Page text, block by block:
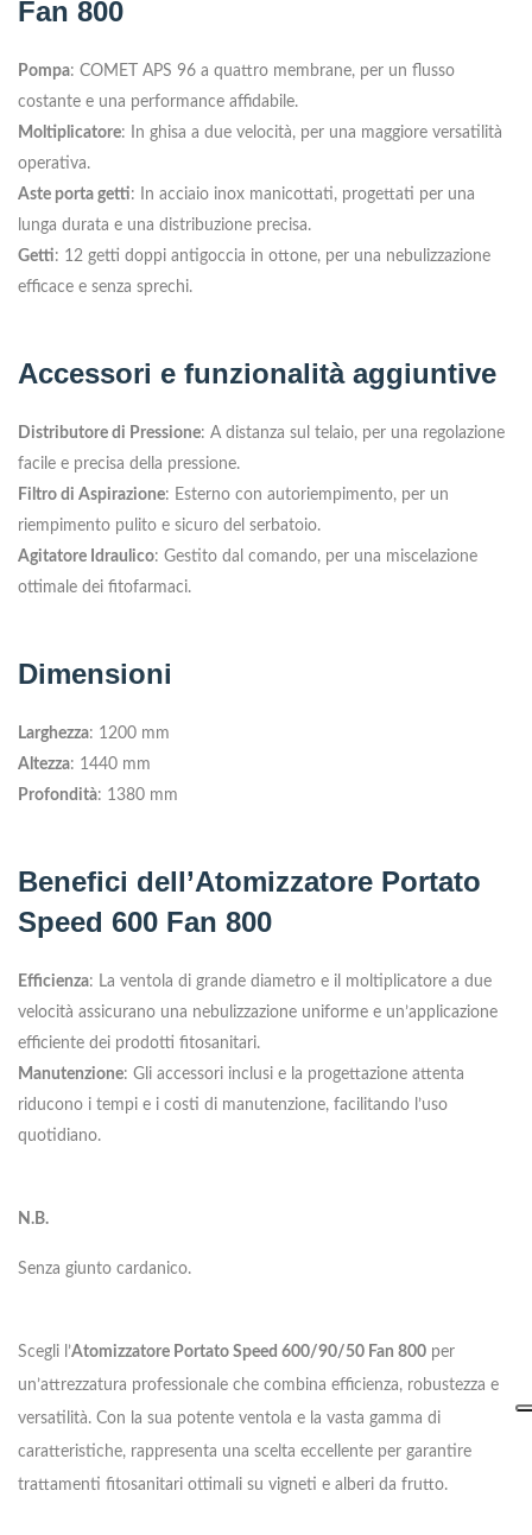
Fan 800
Pompa: COMET APS 96 a quattro membrane, per un flusso
costante e una performance affidabile.
Moltiplicatore: In ghisa a due velocità, per una maggiore versatilità
operativa.
Aste porta getti: In acciaio inox manicottati, progettati per una
lunga durata e una distribuzione precisa.
Getti: 12 getti doppi antigoccia in ottone, per una nebulizzazione
efficace e senza sprechi.
Accessori e funzionalità aggiuntive
Distributore di Pressione: A distanza sul telaio, per una regolazione
facile e precisa della pressione.
Filtro di Aspirazione: Esterno con autoriempimento, per un
riempimento pulito e sicuro del serbatoio.
Agitatore Idraulico: Gestito dal comando, per una miscelazione
ottimale dei fitofarmaci.
Dimensioni
Larghezza: 1200 mm
Altezza: 1440 mm
Profondità: 1380 mm
Benefici dell’Atomizzatore Portato
Speed 600 Fan 800
Efficienza: La ventola di grande diametro e il moltiplicatore a due
velocità assicurano una nebulizzazione uniforme e un’applicazione
efficiente dei prodotti fitosanitari.
Manutenzione: Gli accessori inclusi e la progettazione attenta
riducono i tempi e i costi di manutenzione, facilitando l’uso
quotidiano.
N.B.
Senza giunto cardanico.
Scegli l’Atomizzatore Portato Speed 600/90/50 Fan 800 per
un’attrezzatura professionale che combina efficienza, robustezza e
versatilità. Con la sua potente ventola e la vasta gamma di
caratteristiche, rappresenta una scelta eccellente per garantire
trattamenti fitosanitari ottimali su vigneti e alberi da frutto.